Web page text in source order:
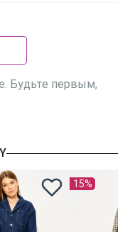
Будьте первым,
15%